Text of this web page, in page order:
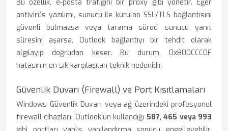
Bu özellik, e-posta trafiğini bir proxy gibi yönetir. Eğer
antivirüs yazılımı, sunucu ile kurulan SSL/TLS bağlantısını
güvenli bulmazsa veya tarama süreci sunucu yanıt
süresini aşarsa, Outlook bağlantıyı bir tehdit olarak
algılayıp doğrudan keser. Bu durum, 0x800CCC0F
hatasının en sık karşılaşılan teknik nedenidir.
Güvenlik Duvarı (Firewall) ve Port Kısıtlamaları
Windows Güvenlik Duvarı veya ağ üzerindeki profesyonel
firewall cihazları, Outlook'un kullandığı 587, 465 veya 993